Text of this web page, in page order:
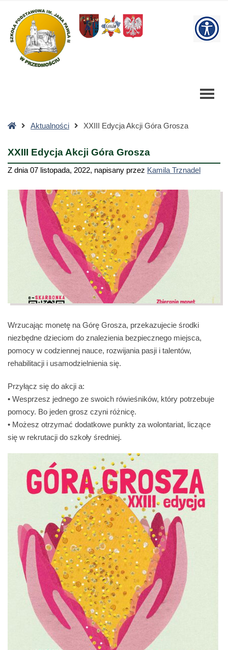
Edycja
Akcji
Góra
Grosza
StronaAktualności XXIII Edycja Akcji Góra Grosza
XXIII Edycja Akcji Góra Grosza
Z dnia 07 listopada, 2022, napisany przez Kamila Trznadel
Wrzucając monetę na Górę Grosza, przekazujecie środki
niezbędne dzieciom do znalezienia bezpiecznego miejsca,
pomocy w codziennej nauce, rozwijania pasji i talentów,
rehabilitacji i usamodzielnienia się.
Przyłącz się do akcji a:
• Wesprzesz jednego ze swoich rówieśników, który potrzebuje
pomocy. Bo jeden grosz czyni różnicę.
• Możesz otrzymać dodatkowe punkty za wolontariat, liczące
się w rekrutacji do szkoły średniej.